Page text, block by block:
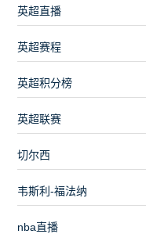
英超直播
英超赛程
英超积分榜
英超联赛
切尔西
韦斯利-福法纳
nba直播